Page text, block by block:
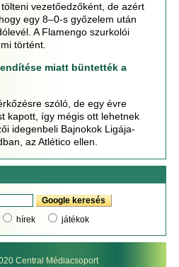
vezetőedzőként, de azért
egy 8–0-s győzelem után
A Flamengo szurkolói
történt.
miatt büntették a
szóló, de egy évre
kapott, így mégis ott lehetnek
idegenbeli Bajnokok Ligája-
az Atlético ellen.
hírek játékok
Central Médiacsoport